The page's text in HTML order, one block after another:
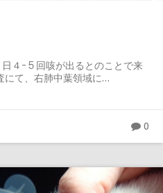
４ｰ５回咳が出るとのことで来
にて、右肺中葉領域に…
0